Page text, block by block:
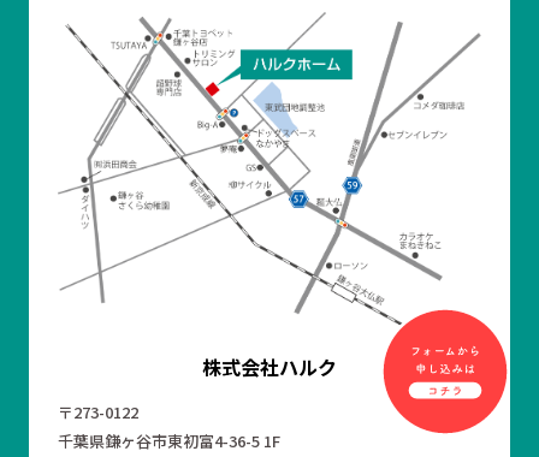
株式会社ハルク
〒273-0122
千葉県鎌ヶ谷市東初富4-36-5 1F